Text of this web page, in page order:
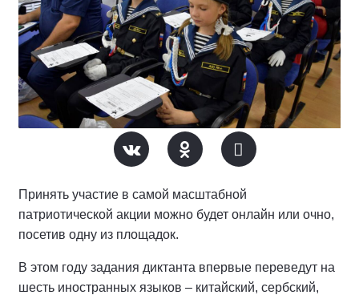
Принять участие в самой масштабной
патриотической акции можно будет онлайн или очно,
посетив одну из площадок.
В этом году задания диктанта впервые переведут на
шесть иностранных языков – китайский, сербский,